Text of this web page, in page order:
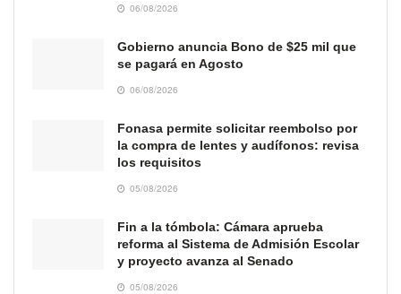
06/08/2026
Gobierno anuncia Bono de $25 mil que
se pagará en Agosto
06/08/2026
Fonasa permite solicitar reembolso por
la compra de lentes y audífonos: revisa
los requisitos
05/08/2026
Fin a la tómbola: Cámara aprueba
reforma al Sistema de Admisión Escolar
y proyecto avanza al Senado
05/08/2026